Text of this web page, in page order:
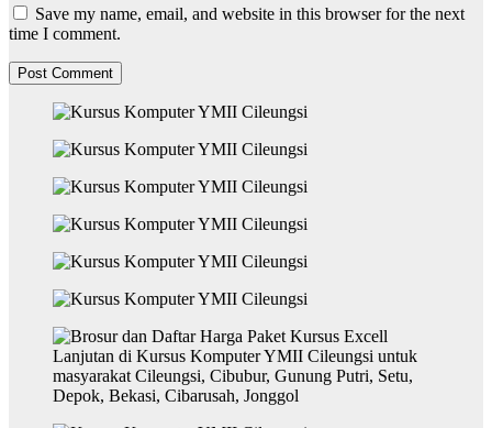
Save my name, email, and website in this browser for the next
time I comment.